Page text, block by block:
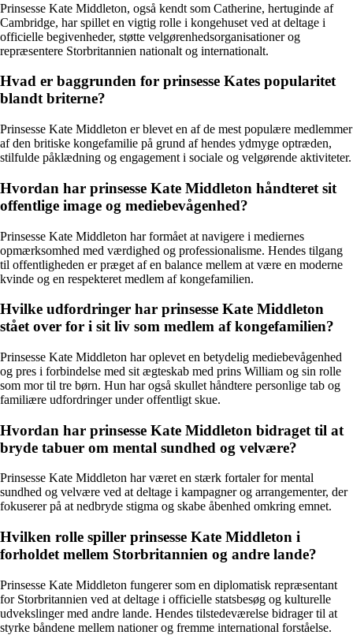
Prinsesse Kate Middleton, også kendt som Catherine, hertuginde af
Cambridge, har spillet en vigtig rolle i kongehuset ved at deltage i
officielle begivenheder, støtte velgørenhedsorganisationer og
repræsentere Storbritannien nationalt og internationalt.
Hvad er baggrunden for prinsesse Kates popularitet
blandt briterne?
Prinsesse Kate Middleton er blevet en af de mest populære medlemmer
af den britiske kongefamilie på grund af hendes ydmyge optræden,
stilfulde påklædning og engagement i sociale og velgørende aktiviteter.
Hvordan har prinsesse Kate Middleton håndteret sit
offentlige image og mediebevågenhed?
Prinsesse Kate Middleton har formået at navigere i mediernes
opmærksomhed med værdighed og professionalisme. Hendes tilgang
til offentligheden er præget af en balance mellem at være en moderne
kvinde og en respekteret medlem af kongefamilien.
Hvilke udfordringer har prinsesse Kate Middleton
stået over for i sit liv som medlem af kongefamilien?
Prinsesse Kate Middleton har oplevet en betydelig mediebevågenhed
og pres i forbindelse med sit ægteskab med prins William og sin rolle
som mor til tre børn. Hun har også skullet håndtere personlige tab og
familiære udfordringer under offentligt skue.
Hvordan har prinsesse Kate Middleton bidraget til at
bryde tabuer om mental sundhed og velvære?
Prinsesse Kate Middleton har været en stærk fortaler for mental
sundhed og velvære ved at deltage i kampagner og arrangementer, der
fokuserer på at nedbryde stigma og skabe åbenhed omkring emnet.
Hvilken rolle spiller prinsesse Kate Middleton i
forholdet mellem Storbritannien og andre lande?
Prinsesse Kate Middleton fungerer som en diplomatisk repræsentant
for Storbritannien ved at deltage i officielle statsbesøg og kulturelle
udvekslinger med andre lande. Hendes tilstedeværelse bidrager til at
styrke båndene mellem nationer og fremme international forståelse.